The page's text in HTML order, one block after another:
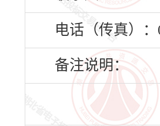
电话（传真）：
备注说明：